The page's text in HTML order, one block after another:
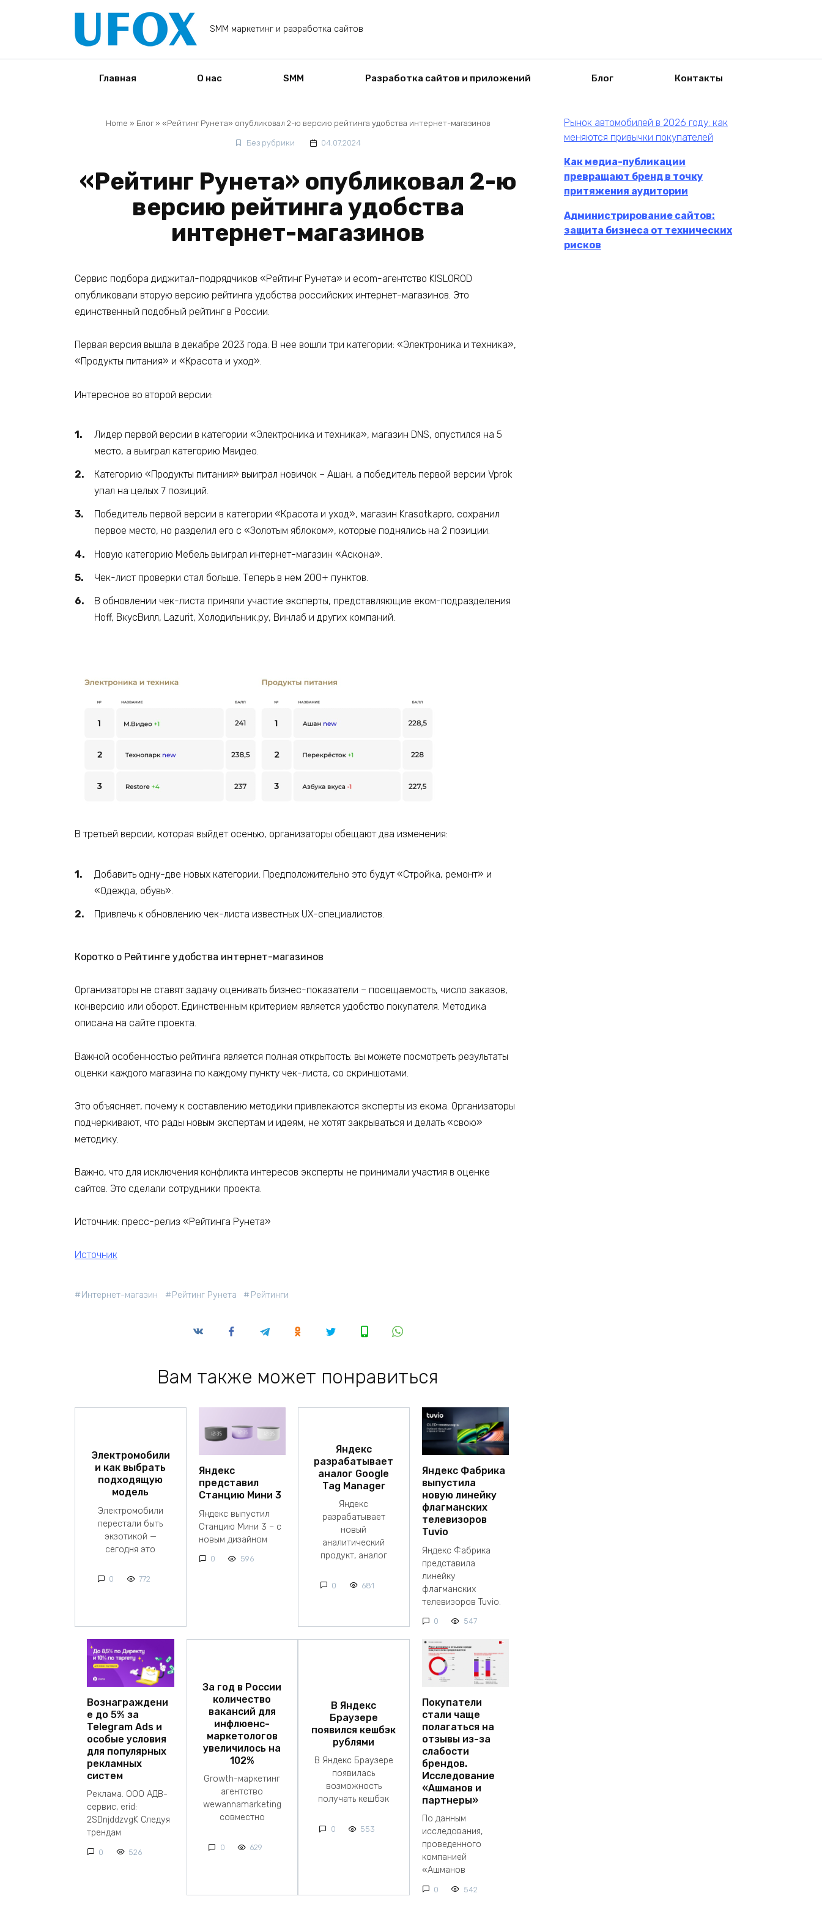
SMM маркетинг и разработка сайтов
Главная О нас SMM Разработка сайтов и приложений Блог Контакты
Home » Блог» «Рейтинг Рунета» опубликовал 2-ю версию рейтинга удобства интернет-магазинов
Без рубрики 04.07.2024
«Рейтинг Рунета» опубликовал 2-ю
версию рейтинга удобства
интернет-магазинов
Сервис подбора диджитал-подрядчиков «Рейтинг Рунета» и ecom-агентство KISLOROD
опубликовали вторую версию рейтинга удобства российских интернет-магазинов. Это
единственный подобный рейтинг в России.
Первая версия вышла в декабре 2023 года. В нее вошли три категории: «Электроника и техника»,
«Продукты питания» и «Красота и уход».
Интересное во второй версии:
Лидер первой версии в категории «Электроника и техника», магазин DNS, опустился на 5
место, а выиграл категорию Мвидео.
Категорию «Продукты питания» выиграл новичок – Ашан, а победитель первой версии Vprok
упал на целых 7 позиций.
Победитель первой версии в категории «Красота и уход», магазин Krasotkapro, сохранил
первое место, но разделил его с «Золотым яблоком», которые поднялись на 2 позиции.
Новую категорию Мебель выиграл интернет-магазин «Аскона».
Чек-лист проверки стал больше. Теперь в нем 200+ пунктов.
В обновлении чек-листа приняли участие эксперты, представляющие еком-подразделения
Hoff, ВкусВилл, Lazurit, Холодильник.ру, Винлаб и других компаний.
В третьей версии, которая выйдет осенью, организаторы обещают два изменения:
Добавить одну-две новых категории. Предположительно это будут «Стройка, ремонт» и
«Одежда, обувь».
Привлечь к обновлению чек-листа известных UX-специалистов.
Коротко о Рейтинге удобства интернет-магазинов
Организаторы не ставят задачу оценивать бизнес-показатели – посещаемость, число заказов,
конверсию или оборот. Единственным критерием является удобство покупателя. Методика
описана на сайте проекта.
Важной особенностью рейтинга является полная открытость: вы можете посмотреть результаты
оценки каждого магазина по каждому пункту чек-листа, со скриншотами.
Это объясняет, почему к составлению методики привлекаются эксперты из екома. Организаторы
подчеркивают, что рады новым экспертам и идеям, не хотят закрываться и делать «свою»
методику.
Важно, что для исключения конфликта интересов эксперты не принимали участия в оценке
сайтов. Это сделали сотрудники проекта.
Источник: пресс-релиз «Рейтинга Рунета»
Источник
Интернет-магазин Рейтинг Рунета Рейтинги
Вам также может понравиться
Электромобили
и как выбрать
подходящую
модель
Электромобили
перестали быть
экзотикой —
сегодня это
0 772
Яндекс
представил
Станцию Мини 3
Яндекс выпустил
Станцию Мини 3 – с
новым дизайном
0 596
Яндекс
разрабатывает
аналог Google
Tag Manager
Яндекс
разрабатывает
новый
аналитический
продукт, аналог
0 681
Яндекс Фабрика
выпустила
новую линейку
флагманских
телевизоров
Tuvio
Яндекс Фабрика
представила
линейку
флагманских
телевизоров Tuvio.
0 547
Вознаграждени
е до 5% за
Telegram Ads и
особые условия
для популярных
рекламных
систем
Реклама. ООО АДВ-
сервис, erid:
2SDnjddzvgK Следуя
трендам
0 526
За год в России
количество
вакансий для
инфлюенс-
маркетологов
увеличилось на
102%
Growth-маркетинг
агентство
wewannamarketing
совместно
0 629
В Яндекс
Браузере
появился кешбэк
рублями
В Яндекс Браузере
появилась
возможность
получать кешбэк
0 553
Покупатели
стали чаще
полагаться на
отзывы из-за
слабости
брендов.
Исследование
«Ашманов и
партнеры»
По данным
исследования,
проведенного
компанией
«Ашманов
0 542
Рынок автомобилей в 2026 году: как
меняются привычки покупателей
Как медиа-публикации
превращают бренд в точку
притяжения аудитории
Администрирование сайтов:
защита бизнеса от технических
рисков